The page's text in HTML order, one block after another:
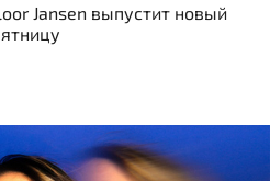
Jansen выпустит новый